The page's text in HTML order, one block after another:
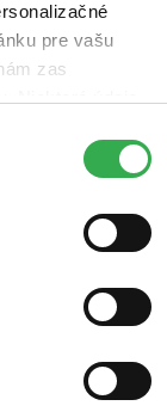
pre vašu
zas
Ďakujeme!